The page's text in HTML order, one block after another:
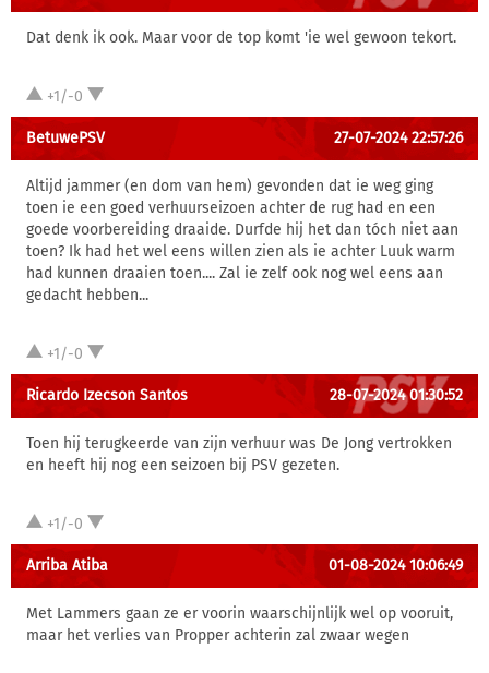
Dat denk ik ook. Maar voor de top komt 'ie wel gewoon tekort.
+1/-0
BetuwePSV 27-07-2024 22:57:26
Altijd jammer (en dom van hem) gevonden dat ie weg ging
toen ie een goed verhuurseizoen achter de rug had en een
goede voorbereiding draaide. Durfde hij het dan tóch niet aan
toen? Ik had het wel eens willen zien als ie achter Luuk warm
had kunnen draaien toen.... Zal ie zelf ook nog wel eens aan
gedacht hebben...
+1/-0
Ricardo Izecson Santos 28-07-2024 01:30:52
Toen hij terugkeerde van zijn verhuur was De Jong vertrokken
en heeft hij nog een seizoen bij PSV gezeten.
+1/-0
Arriba Atiba 01-08-2024 10:06:49
Met Lammers gaan ze er voorin waarschijnlijk wel op vooruit,
maar het verlies van Propper achterin zal zwaar wegen